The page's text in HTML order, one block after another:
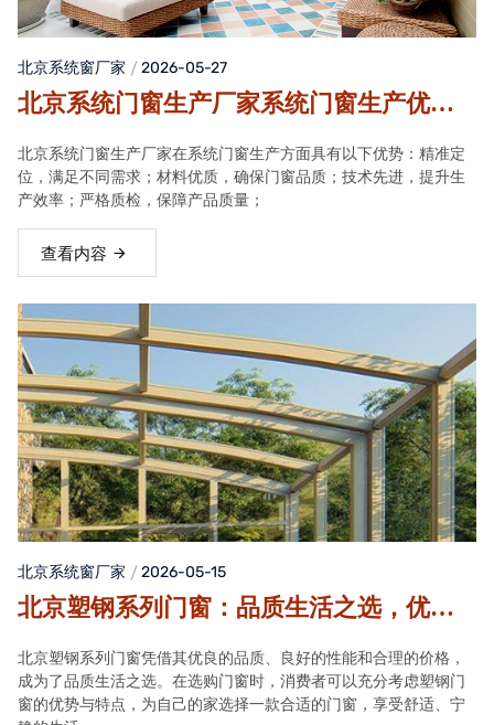
北京系统窗厂家 2026-05-27
北京系统门窗生产厂家系统门窗生产优势
北京系统门窗生产厂家在系统门窗生产方面具有以下优势：精准定
位，满足不同需求；材料优质，确保门窗品质；技术先进，提升生
产效率；严格质检，保障产品质量；
查看内容
北京系统窗厂家 2026-05-15
北京塑钢系列门窗：品质生活之选，优势
北京塑钢系列门窗凭借其优良的品质、良好的性能和合理的价格，
成为了品质生活之选。在选购门窗时，消费者可以充分考虑塑钢门
窗的优势与特点，为自己的家选择一款合适的门窗，享受舒适、宁